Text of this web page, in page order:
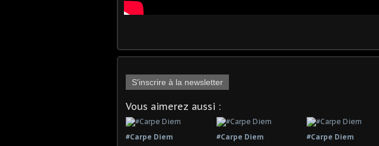
S'inscrire à la newsletter
Vous aimerez aussi :
#Carpe Diem #Carpe Diem
#Carpe Diem